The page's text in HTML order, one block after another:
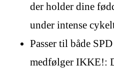
der holder dine
under intense
Passer til både
medfølger IKKE!: